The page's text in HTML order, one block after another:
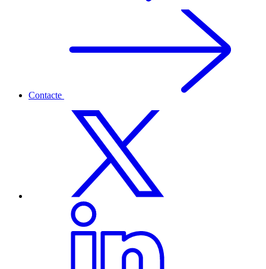
Contacte